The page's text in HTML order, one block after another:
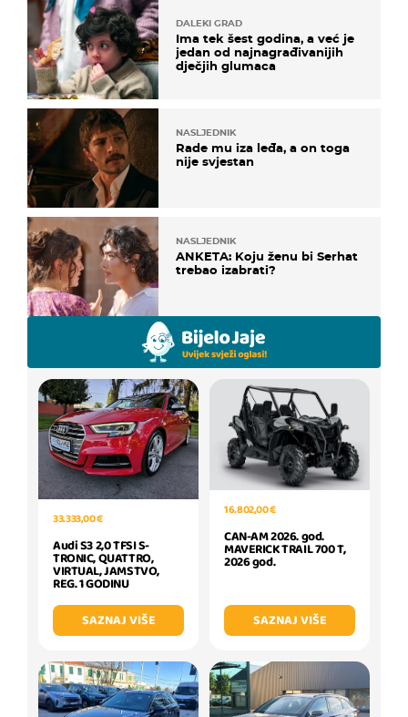
DALEKI GRAD
Ima tek šest godina, a već je
jedan od najnagrađivanijih
dječjih glumaca
NASLJEDNIK
Rade mu iza leđa, a on toga
nije svjestan
NASLJEDNIK
ANKETA: Koju ženu bi Serhat
trebao izabrati?
33.333,00 €
Audi S3 2,0 TFSI S-
TRONIC, QUATTRO,
VIRTUAL, JAMSTVO,
REG. 1 GODINU
SAZNAJ VIŠE
16.802,00 €
CAN-AM 2026. god.
MAVERICK TRAIL 700 T,
2026 god.
SAZNAJ VIŠE